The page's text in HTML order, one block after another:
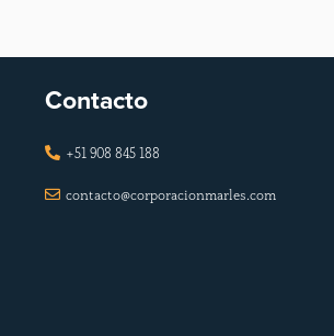
Contacto
 +51 908 845 188
 contacto@corporacionmarles.com